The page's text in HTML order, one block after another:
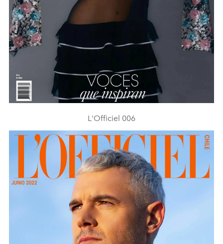
L'Officiel 006